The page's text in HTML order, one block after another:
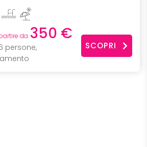
da 350 €
persone,
SCOPRI